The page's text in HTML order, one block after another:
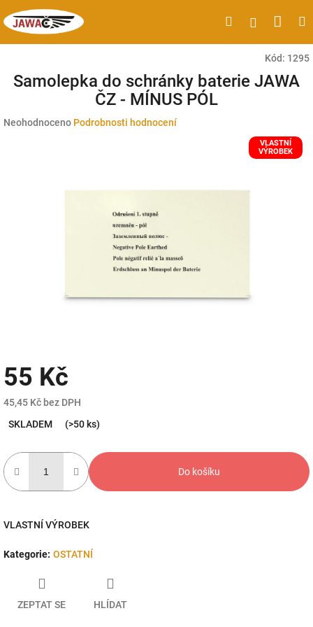
na
obsah
HledatPřihlášení
Kód: 1295
Samolepka do schránky baterie JAWA
ČZ - MÍNUS PÓL
Průměrné
Neohodnoceno Podrobnosti hodnocení
VLASTNÍ
VÝROBEK
55 Kč
45,45 Kč bez DPH
cena:
SKLADEM (>50 ks)
Do košíku
VLASTNÍ VÝROBEK
Kategorie: OSTATNÍ
ZEPTAT SE HLÍDAT